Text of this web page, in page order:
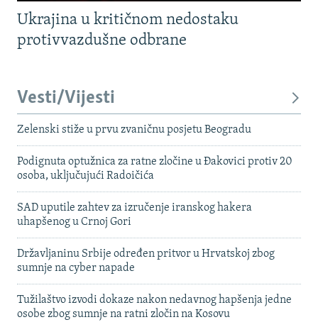
Ukrajina u kritičnom nedostaku
protivvazdušne odbrane
Vesti/Vijesti
Zelenski stiže u prvu zvaničnu posjetu Beogradu
Podignuta optužnica za ratne zločine u Đakovici protiv 20
osoba, uključujući Radoičića
SAD uputile zahtev za izručenje iranskog hakera
uhapšenog u Crnoj Gori
Državljaninu Srbije određen pritvor u Hrvatskoj zbog
sumnje na cyber napade
Tužilaštvo izvodi dokaze nakon nedavnog hapšenja jedne
osobe zbog sumnje na ratni zločin na Kosovu